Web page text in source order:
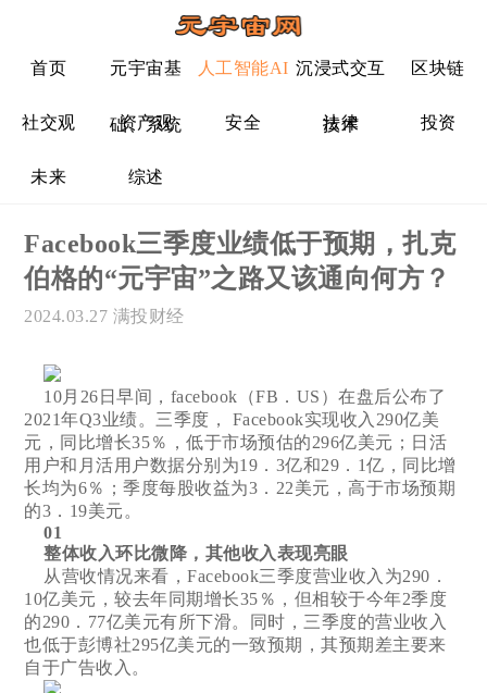
首页 元宇宙基
础、系统
人工智能AI 沉浸式交互
技术
区块链
社交观 资产观 安全 法律 投资
未来 综述
Facebook三季度业绩低于预期，扎克
伯格的“元宇宙”之路又该通向何方？
2024.03.27 满投财经
10月26日早间，facebook（FB．US）在盘后公布了
2021年Q3业绩。三季度， Facebook实现收入290亿美
元，同比增长35％，低于市场预估的296亿美元；日活
用户和月活用户数据分别为19．3亿和29．1亿，同比增
长均为6％；季度每股收益为3．22美元，高于市场预期
的3．19美元。
01
整体收入环比微降，其他收入表现亮眼
从营收情况来看，Facebook三季度营业收入为290．
10亿美元，较去年同期增长35％，但相较于今年2季度
的290．77亿美元有所下滑。同时，三季度的营业收入
也低于彭博社295亿美元的一致预期，其预期差主要来
自于广告收入。